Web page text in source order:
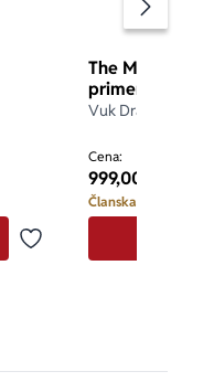
Dodaj u omiljene
The Memoirs
primerak
Vuk Drašković
Cena:
999,00
Članska cena i do: